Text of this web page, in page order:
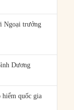
Ngoại trưởng
Dương
hiểm quốc gia